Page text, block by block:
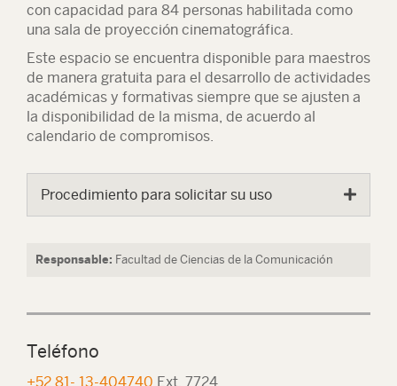
con capacidad para 84 personas habilitada como
una sala de proyección cinematográfica.
Este espacio se encuentra disponible para maestros
de manera gratuita para el desarrollo de actividades
académicas y formativas siempre que se ajusten a
la disponibilidad de la misma, de acuerdo al
calendario de compromisos.
Procedimiento para solicitar su uso
Responsable: Facultad de Ciencias de la Comunicación
Teléfono
+52 81- 13-404740 Ext. 7724